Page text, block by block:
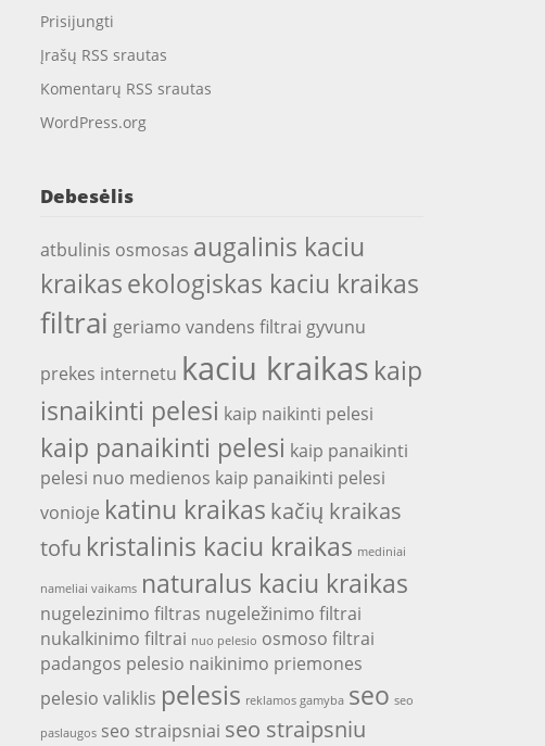
Prisijungti
Įrašų RSS srautas
Komentarų RSS srautas
WordPress.org
Debesėlis
atbulinis osmosas augalinis kaciu
kraikasekologiskas kaciu kraikas
filtrai geriamo vandens filtrai gyvunu
prekes internetu kaciu kraikas kaip
isnaikinti pelesi kaip naikinti pelesi
kaip panaikinti pelesi kaip panaikinti
pelesi nuo medienos kaip panaikinti pelesi
vonioje katinu kraikas kačių kraikas
tofu kristalinis kaciu kraikas mediniai
nameliai vaikams naturalus kaciu kraikas
nugelezinimo filtras nugeležinimo filtrai
nukalkinimo filtrai nuo pelesio osmoso filtrai
padangos pelesio naikinimo priemones
pelesio valiklis pelesis reklamos gamyba seo seo
paslaugos seo straipsniai seo straipsniu